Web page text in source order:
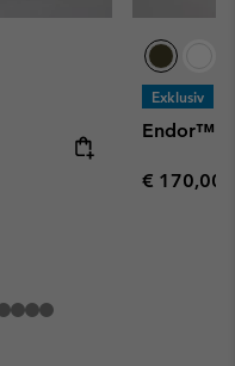
Exklusiv
Endor™
Regular
€ 170,00